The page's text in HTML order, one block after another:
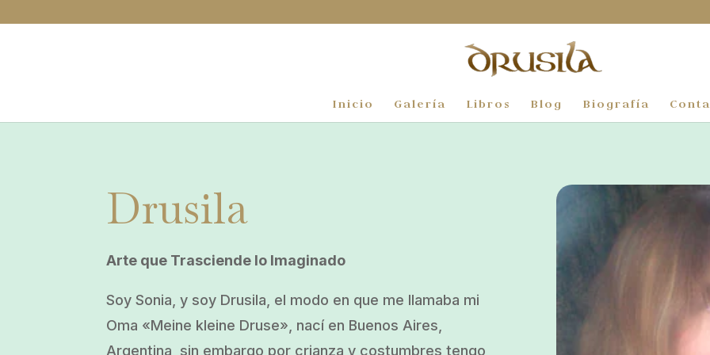
Inicio Galería Libros Blog Biografía
Drusila
Arte que Trasciende lo Imaginado
Soy Sonia, y soy Drusila, el modo en que me llamaba mi
Oma «Meine kleine Druse», nací en Buenos Aires,
Argentina, sin embargo por crianza y costumbres tengo